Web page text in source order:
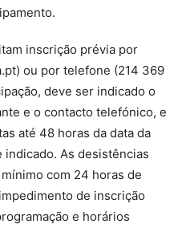
inscrição prévia por
ou por telefone (214 369
deve ser indicado o
e o contacto telefónico, e
até 48 horas da data da
indicado. As desistências
com 24 horas de
de inscrição
e horários